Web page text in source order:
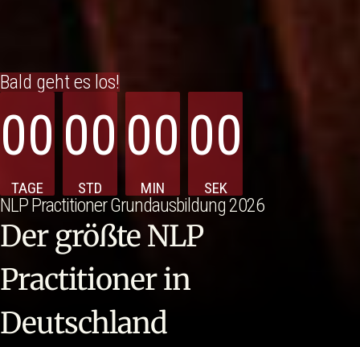
Bald geht es los!
00
TAGE
00
STD
00
MIN
00
SEK
NLP Practitioner Grundausbildung 2026
Der größte NLP
Practitioner ​in
Deutschland